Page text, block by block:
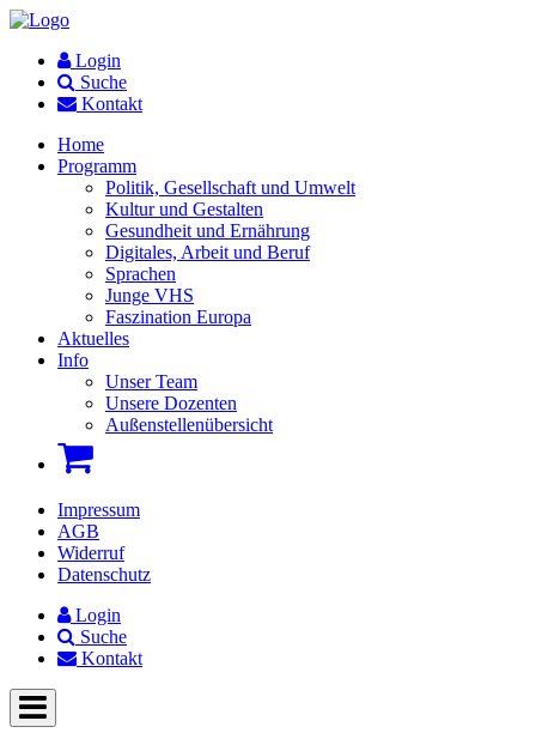
Login
Suche
Kontakt
Home
Programm
Politik, Gesellschaft und Umwelt
Kultur und Gestalten
Gesundheit und Ernährung
Digitales, Arbeit und Beruf
Sprachen
Junge VHS
Faszination Europa
Aktuelles
Info
Unser Team
Unsere Dozenten
Außenstellenübersicht
Impressum
AGB
Widerruf
Datenschutz
Login
Suche
Kontakt